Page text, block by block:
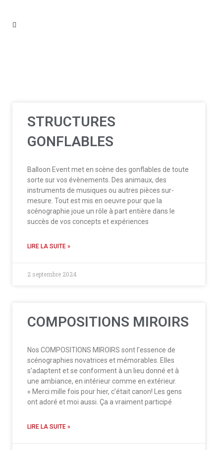
STRUCTURES
GONFLABLES
Balloon Event met en scène des gonflables de toute
sorte sur vos évènements. Des animaux, des
instruments de musiques ou autres pièces sur-
mesure. Tout est mis en oeuvre pour que la
scénographie joue un rôle à part entière dans le
succès de vos concepts et expériences
LIRE LA SUITE »
2 septembre 2024
COMPOSITIONS MIROIRS
Nos COMPOSITIONS MIROIRS sont l’essence de
scénographies novatrices et mémorables. Elles
s’adaptent et se conforment à un lieu donné et à
une ambiance, en intérieur comme en extérieur.
« Merci mille fois pour hier, c’était canon! Les gens
ont adoré et moi aussi. Ça a vraiment participé
LIRE LA SUITE »